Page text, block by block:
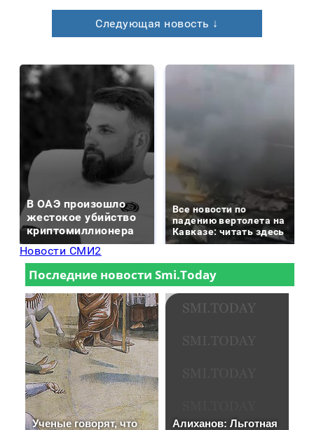
Следующая новость ↓
В ОАЭ произошло
жестокое убийство
криптомиллионера
Все новости по
падению вертолета на
Кавказе: читать здесь
Новости СМИ2